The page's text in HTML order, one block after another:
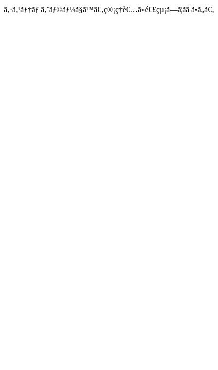
ã‚·ã‚¹ãƒ†ãƒ ã‚¨ãƒ©ãƒ¼ã§ã™ã€‚ç®¡ç†è€…ã«é€£çµ¡ã—ã¦ãã ã•ã„ã€‚